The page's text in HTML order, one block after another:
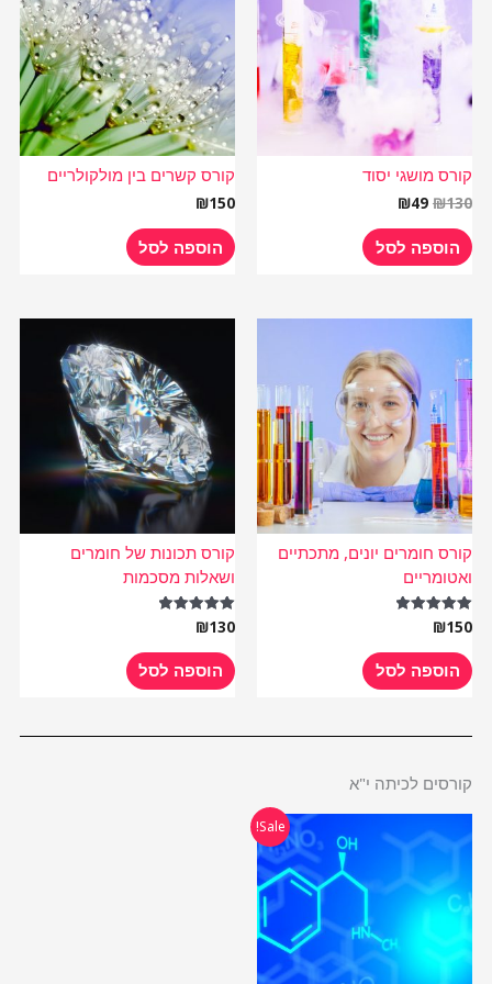
קורס מושגי יסוד
₪130
₪130.
₪49
₪49.
הוספה לסל
קורס קשרים בין מולקולריים
₪150
הוספה לסל
קורס חומרים יונים, מתכתיים
ואטומריים
דורג
5.00
מתוך 5
₪150
הוספה לסל
קורס תכונות של חומרים
ושאלות מסכמות
דורג
5.00
מתוך 5
₪130
הוספה לסל
קורסים לכיתה י"א
Sale!
המקורי
₪970.
הנוכחי
₪485.